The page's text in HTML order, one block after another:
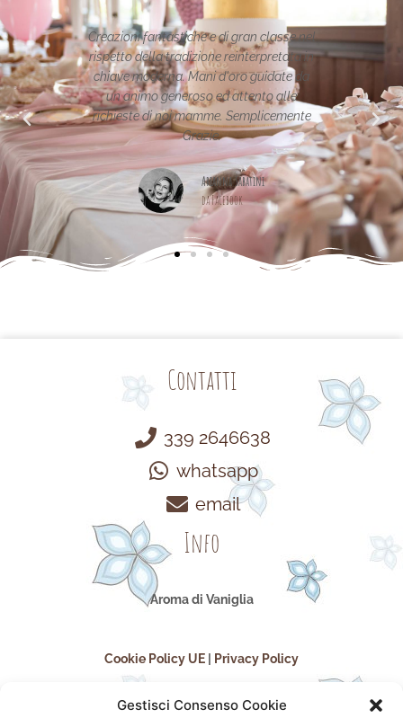
Gestisci Consenso Cookie
fantastiche e di gran classe nel
della tradizione reinterpretata in
moderna. Mani d'oro guidate da
generoso ed attento alle
di noi mamme. Semplicemente
Grazie.
Arianna Sabatini
Le creazioni sono
uniche..raffinate
per la vostra pagina,piena
Maria Teresa
da Facebook
Contatti
339 2646638
whatsapp
email
Info
Aroma di Vaniglia
Cookie Policy UE Privacy Policy